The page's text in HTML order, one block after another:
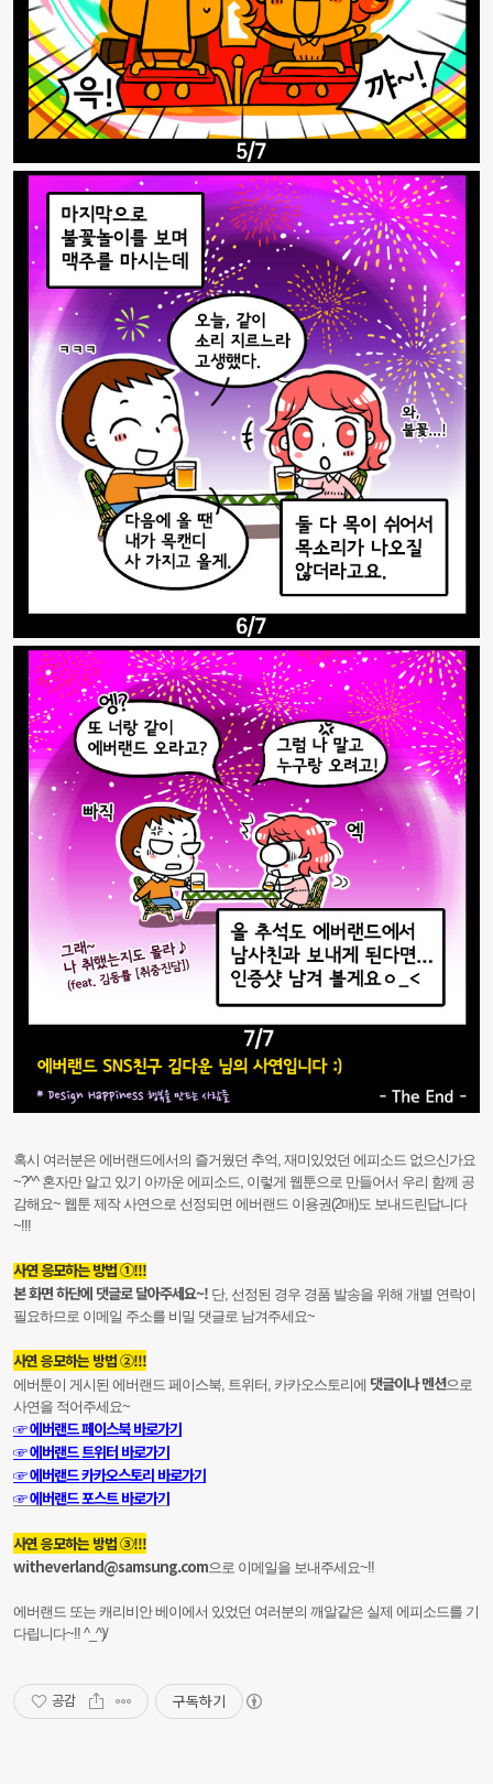
혹시 여러분은 에버랜드에서의 즐거웠던 추억, 재미있었던 에피소드 없으신가요
~?^^ 혼자만 알고 있기 아까운 에피소드, 이렇게 웹툰으로 만들어서 우리 함께 공
감해요~ 웹툰 제작 사연으로 선정되면 에버랜드 이용권(2매)도 보내드린답니다
~!!!
사연 응모하는 방법 ①!!!
본 화면 하단에 댓글로 달아주세요~! 단, 선정된 경우 경품 발송을 위해 개별 연락이
필요하므로 이메일 주소를 비밀 댓글로 남겨주세요~
사연 응모하는 방법 ②!!!
에버툰이 게시된 에버랜드 페이스북, 트위터, 카카오스토리에 댓글이나 멘션으로
사연을 적어주세요~
☞ 에버랜드 페이스북 바로가기
☞ 에버랜드 트위터 바로가기
☞ 에버랜드 카카오스토리 바로가기
☞ 에버랜드 포스트 바로가기
사연 응모하는 방법 ③!!!
witheverland@samsung.com으로 이메일을 보내주세요~!!
에버랜드 또는 캐리비안 베이에서 있었던 여러분의 깨알같은 실제 에피소드를 기
다립니다~!! ^_^)/
공감 구독하기